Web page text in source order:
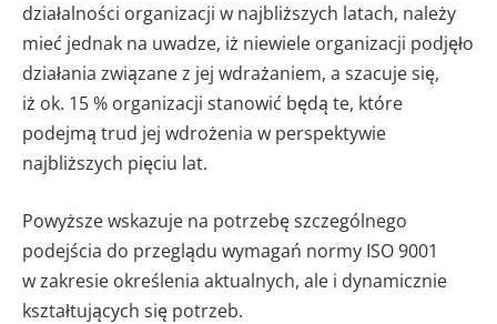
działalności organizacji w najbliższych latach, należy
mieć jednak na uwadze, iż niewiele organizacji podjęło
działania związane z jej wdrażaniem, a szacuje się,
iż ok. 15 % organizacji stanowić będą te, które
podejmą trud jej wdrożenia w perspektywie
najbliższych pięciu lat.
Powyższe wskazuje na potrzebę szczególnego
podejścia do przeglądu wymagań normy ISO 9001
w zakresie określenia aktualnych, ale i dynamicznie
kształtujących się potrzeb.